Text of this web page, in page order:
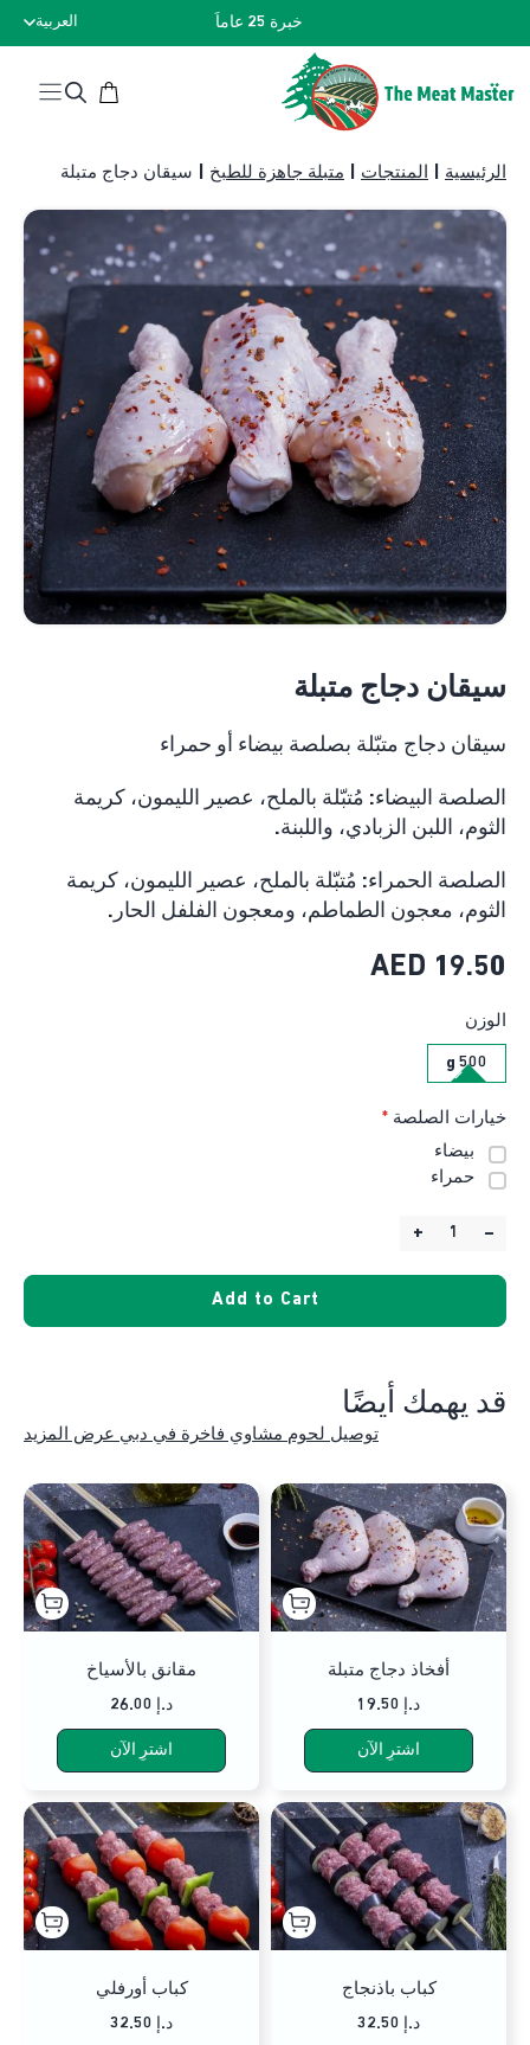
خبرة 25 عاماً العربية
الرئيسية المنتجات متبلة جاهزة للطبخ سيقان دجاج متبلة
سيقان دجاج متبلة
سيقان دجاج متبّلة بصلصة بيضاء أو حمراء
الصلصة البيضاء: مُتبّلة بالملح، عصير الليمون، كريمة
الثوم، اللبن الزبادي، واللبنة.
الصلصة الحمراء: مُتبّلة بالملح، عصير الليمون، كريمة
الثوم، معجون الطماطم، ومعجون الفلفل الحار.
19.50
AED
الوزن
500 g
خيارات الصلصة *
بيضاء
حمراء
–
+
Add to Cart
قد يهمك أيضًا
توصيل لحوم مشاوي فاخرة في دبي عرض المزيد
أفخاذ دجاج متبلة
19.50 د.إ
اشترِ الآن
مقانق بالأسياخ
26.00 د.إ
اشترِ الآن
كباب باذنجاج
32.50 د.إ
كباب أورفلي
32.50 د.إ